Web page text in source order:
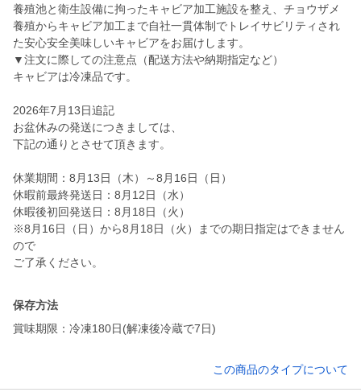
養殖池と衛生設備に拘ったキャビア加工施設を整え、チョウザメ
養殖からキャビア加工まで自社一貫体制でトレイサビリティされ
た安心安全美味しいキャビアをお届けします。
▼注文に際しての注意点（配送方法や納期指定など）
キャビアは冷凍品です。
2026年7月13日追記
お盆休みの発送につきましては、
下記の通りとさせて頂きます。
休業期間：8月13日（木）～8月16日（日）
休暇前最終発送日：8月12日（水）
休暇後初回発送日：8月18日（火）
※8月16日（日）から8月18日（火）までの期日指定はできません
ので
ご了承ください。
保存方法
賞味期限：冷凍180日(解凍後冷蔵で7日)
この商品のタイプについて